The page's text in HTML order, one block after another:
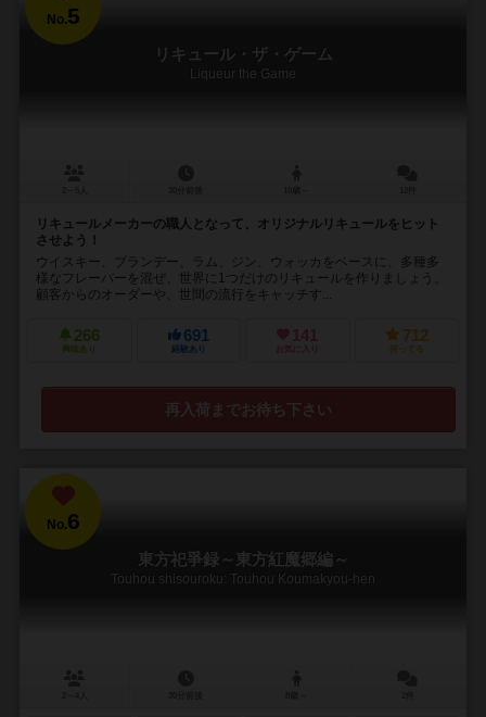
No.5
リキュール・ザ・ゲーム
Liqueur the Game
リキュールメーカーの職人となって、オリジナルリキュールをヒット
させよう！
ウイスキー、ブランデー、ラム、ジン、ウォッカをベースに、多種多
様なフレーバーを混ぜ、世界に1つだけのリキュールを作りましょう。
顧客からのオーダーや、世間の流行をキャッチす...
266
興味あり
691
経験あり
141
お気に入り
712
持ってる
再入荷までお待ち下さい
No.6
東方祀爭録～東方紅魔郷編～
Touhou shisouroku: Touhou Koumakyou-hen